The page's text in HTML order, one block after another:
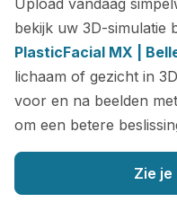
Upload vandaag
bekijk uw 3D-simulatie
PlasticFacial MX |
lichaam of gezicht in
voor en na beelden
om een betere
Zie je